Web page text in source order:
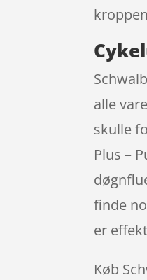
alle
skulle
Plus –
finde
er
Køb